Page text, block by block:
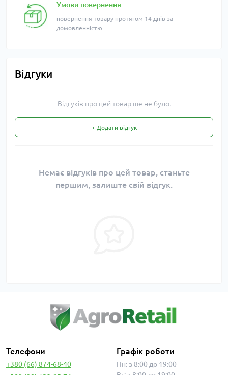
Умови повернення
повернення товару протягом 14 днів за
домовленністю
Відгуки
Відгуків про цей товар ще не було.
+ Додати відгук
Немає відгуків про цей товар, станьте
першим, залиште свій відгук.
Телефони
+380 (66) 874-68-40
Графік роботи
Пн: з 8:00 до 19:00